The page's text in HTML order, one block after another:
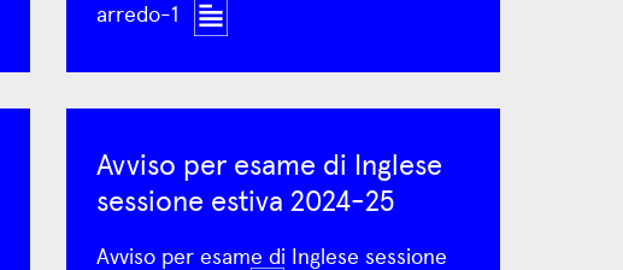
arredo-1
Avviso per esame di Inglese
sessione estiva 2024-25
Avviso per esame di Inglese sessione